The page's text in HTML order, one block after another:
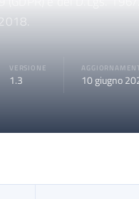
VERSIONE
1.3 10 giugno